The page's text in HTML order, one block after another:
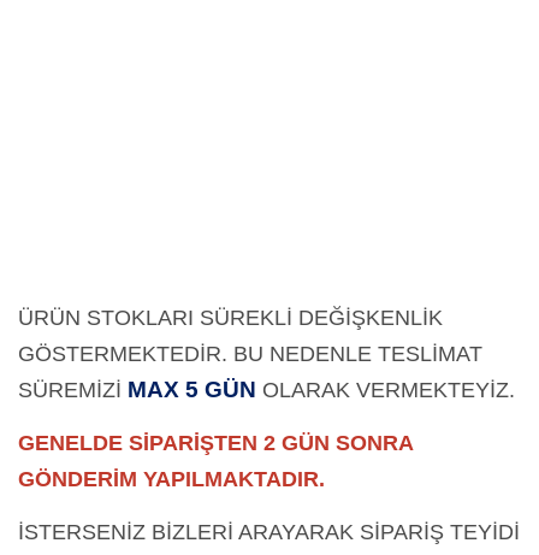
ÜRÜN STOKLARI SÜREKLİ DEĞİŞKENLİK
GÖSTERMEKTEDİR. BU NEDENLE TESLİMAT
SÜREMİZİ MAX 5 GÜN OLARAK VERMEKTEYİZ.
GENELDE SİPARİŞTEN 2 GÜN SONRA
GÖNDERİM YAPILMAKTADIR.
İSTERSENİZ BİZLERİ ARAYARAK SİPARİŞ TEYİDİ